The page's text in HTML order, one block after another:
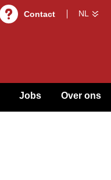
Contact
Jobs Over ons